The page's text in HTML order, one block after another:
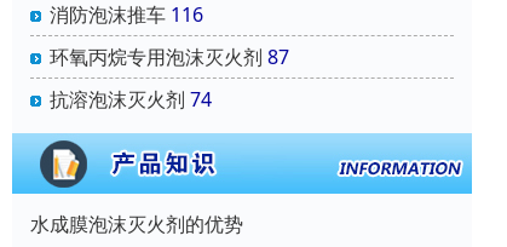
消防泡沫推车 116
环氧丙烷专用泡沫灭火剂 87
抗溶泡沫灭火剂 74
水成膜泡沫灭火剂的优势